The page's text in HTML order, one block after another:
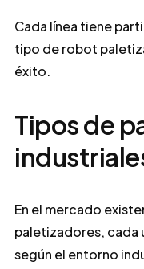
Cada línea tiene
tipo de robot
éxito.
Tipos de
En el mercado
paletizadores, cada
según el entorno